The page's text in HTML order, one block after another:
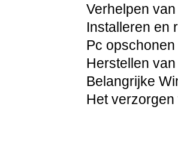
Verhelpen
Installeren en
Pc opschonen
Herstellen
Belangrijke
Het